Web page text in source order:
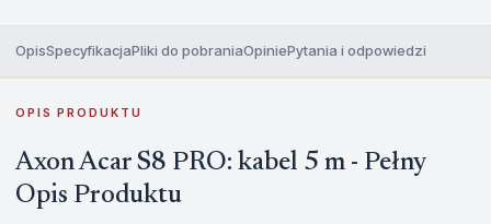
OpisSpecyfikacjaPliki do pobraniaOpiniePytania i odpowiedzi
OPIS PRODUKTU
Axon Acar S8 PRO: kabel 5 m - Pełny
Opis Produktu